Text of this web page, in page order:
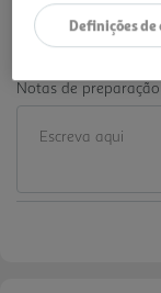
-10% Imediato
De 2/8/2026 a 1/
Notas de preparação
Definições de